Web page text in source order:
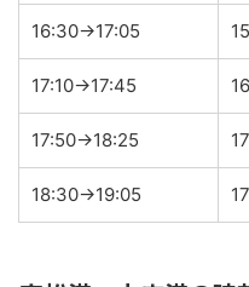
16:30→17:05
17:10→17:45
17:50→18:25
18:30→19:05